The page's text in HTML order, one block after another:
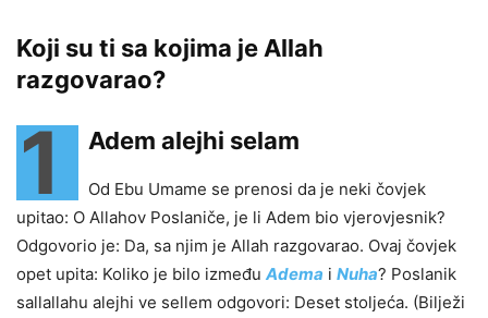
Koji su ti sa kojima je Allah
razgovarao?
1 Adem alejhi selam
Od Ebu Umame se prenosi da je neki čovjek
upitao: O Allahov Poslaniče, je li Adem bio vjerovjesnik?
Odgovorio je: Da, sa njim je Allah razgovarao. Ovaj čovjek
opet upita: Koliko je bilo između Adema i Nuha? Poslanik
sallallahu alejhi ve sellem odgovori: Deset stoljeća. (Bilježi